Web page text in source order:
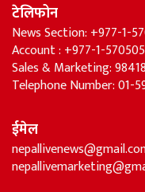
टेलिफोन
News Section: +977-1-
Account : +977-1-
Sales & Marketing:
Telephone Number: 01-
ईमेल